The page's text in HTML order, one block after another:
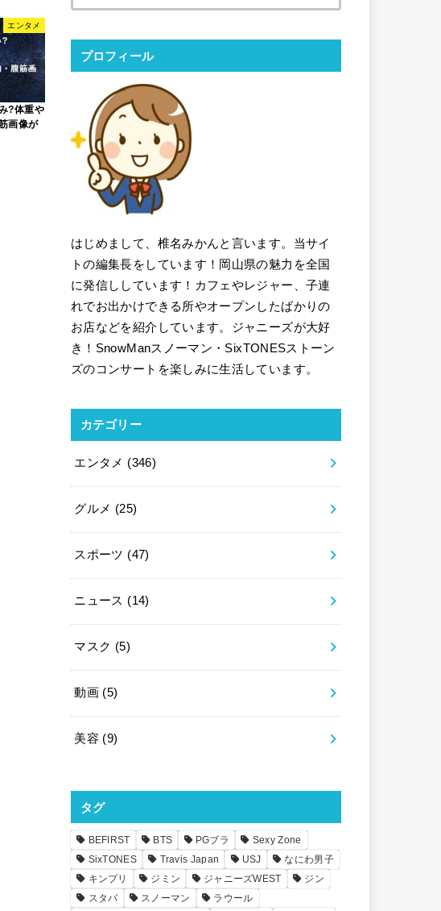
エンタメ
?体重や
画像が
プロフィール
はじめまして、椎名みかんと言います。当サイ
トの編集長をしています！岡山県の魅力を全国
に発信ししています！カフェやレジャー、子連
れでお出かけできる所やオープンしたばかりの
お店などを紹介しています。ジャニーズが大好
き！SnowManスノーマン・SixTONESストーン
ズのコンサートを楽しみに生活しています。
カテゴリー
エンタメ (346)
グルメ (25)
スポーツ (47)
ニュース (14)
マスク (5)
動画 (5)
美容 (9)
タグ
BEFIRST BTS PGブラ
Sexy Zone
SixTONES
Travis Japan USJ
なにわ男子
キンプリ
ジミン ジャニーズWEST
ジン
スタバ
スノーマン
ラウール